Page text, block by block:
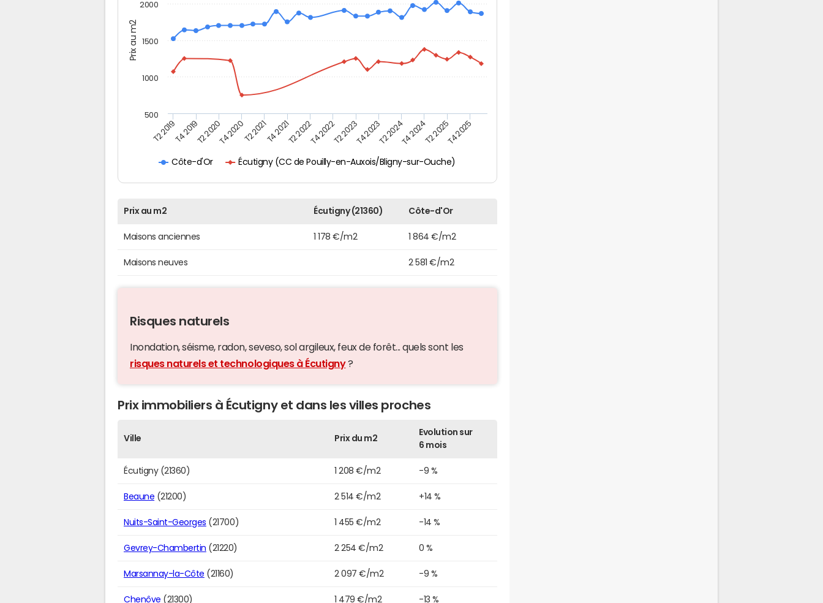
Prix au m2
Côte-d'Or Écutigny (CC de Pouilly-en-Auxois/Bligny-sur-Ouche)
T2 2019T4 2019T2 2020T4 2020T2 2021T4 2021T2 2022T4 2022T2 2023T4 2023T2 2024T4 2024T2 2025T4 2025
500
1000
1500
2000
Prix au m2 Écutigny (21360) Côte-d'Or
Maisons anciennes 1 178 €/m2 1 864 €/m2
Maisons neuves 2 581 €/m2
Risques naturels
Inondation, séisme, radon, seveso, sol argileux, feux de forêt... quels sont les
risques naturels et technologiques à Écutigny?
Prix immobiliers à Écutigny et dans les villes proches
Ville Prix du m2
Evolution sur
6 mois
Écutigny (21360) 1 208 €/m2 -9 %
Beaune (21200) 2 514 €/m2 +14 %
Nuits-Saint-Georges (21700) 1 455 €/m2 -14 %
Gevrey-Chambertin (21220) 2 254 €/m2 0 %
Marsannay-la-Côte (21160) 2 097 €/m2 -9 %
Chenôve (21300) 1 479 €/m2 -13 %